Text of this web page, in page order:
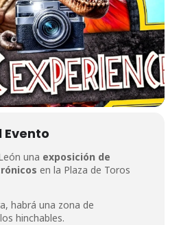
Evento
una exposición de
en la Plaza de Toros
habrá una zona de
hinchables.